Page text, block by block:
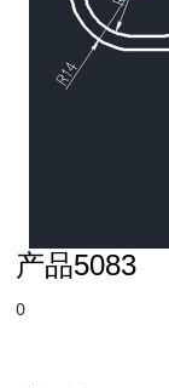
产品5083
0